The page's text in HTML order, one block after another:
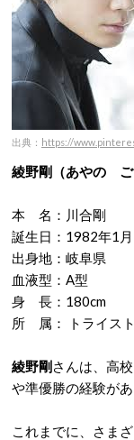
出典： https://
綾野剛（あやの ご
本 名：川合剛
誕生日：1982年1
出身地：岐阜県
血液型：A型
身 長：180cm
所 属： トライス
綾野剛さんは、高
や準優勝の経験が
これまでに、さま